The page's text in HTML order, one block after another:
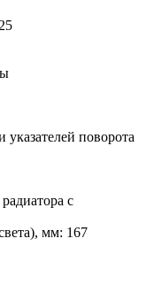
указателей поворота
с
мм: 167